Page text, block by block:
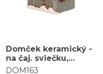
Domček keramický -
na čaj. sviečku,
poschodový s pútkom,
DOM163